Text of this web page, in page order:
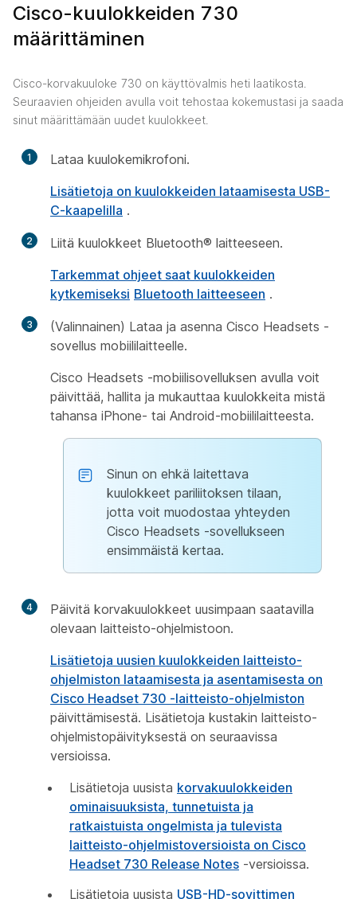
Cisco-kuulokkeiden 730
määrittäminen
Cisco-korvakuuloke 730 on käyttövalmis heti laatikosta.
Seuraavien ohjeiden avulla voit tehostaa kokemustasi ja saada
sinut määrittämään uudet kuulokkeet.
1
Lataa kuulokemikrofoni.
Lisätietoja on kuulokkeiden lataamisesta USB-
C-kaapelilla .
2
Liitä kuulokkeet Bluetooth® laitteeseen.
Tarkemmat ohjeet saat kuulokkeiden
kytkemiseksi Bluetooth laitteeseen .
3
(Valinnainen) Lataa ja asenna Cisco Headsets -
sovellus mobiililaitteelle.
Cisco Headsets -mobiilisovelluksen avulla voit
päivittää, hallita ja mukauttaa kuulokkeita mistä
tahansa iPhone- tai Android-mobiililaitteesta.
Sinun on ehkä laitettava
kuulokkeet pariliitoksen tilaan,
jotta voit muodostaa yhteyden
Cisco Headsets -sovellukseen
ensimmäistä kertaa.
4
Päivitä korvakuulokkeet uusimpaan saatavilla
olevaan laitteisto-ohjelmistoon.
Lisätietoja uusien kuulokkeiden laitteisto-
ohjelmiston lataamisesta ja asentamisesta on
Cisco Headset 730 -laitteisto-ohjelmiston
päivittämisestä. Lisätietoja kustakin laitteisto-
ohjelmistopäivityksestä on seuraavissa
versioissa.
Lisätietoja uusista korvakuulokkeiden
ominaisuuksista, tunnetuista ja
ratkaistuista ongelmista ja tulevista
laitteisto-ohjelmistoversioista on Cisco
Headset 730 Release Notes -versioissa.
Lisätietoja uusista USB-HD-sovittimen